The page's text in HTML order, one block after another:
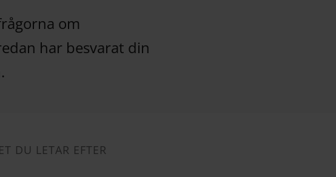
om
har besvarat din
DU LETAR EFTER